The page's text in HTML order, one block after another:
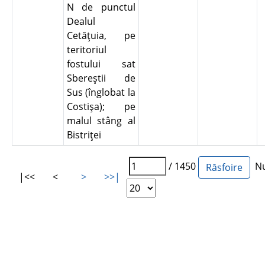
N de punctul
Dealul
Cetăţuia, pe
teritoriul
fostului sat
Sbereştii de
Sus (înglobat la
Costişa); pe
malul stâng al
Bistriţei
|<< < > >>|
/ 1450